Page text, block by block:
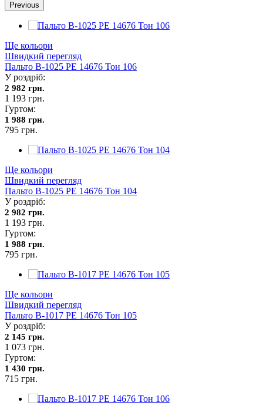
Previous
Ще кольори
Швидкий перегляд
Пальто В-1025 PE 14676 Тон 106
У роздріб:
2 982 грн.
1 193 грн.
Гуртом:
1 988 грн.
795 грн.
Ще кольори
Швидкий перегляд
Пальто В-1025 PE 14676 Тон 104
У роздріб:
2 982 грн.
1 193 грн.
Гуртом:
1 988 грн.
795 грн.
Ще кольори
Швидкий перегляд
Пальто В-1017 PE 14676 Тон 105
У роздріб:
2 145 грн.
1 073 грн.
Гуртом:
1 430 грн.
715 грн.